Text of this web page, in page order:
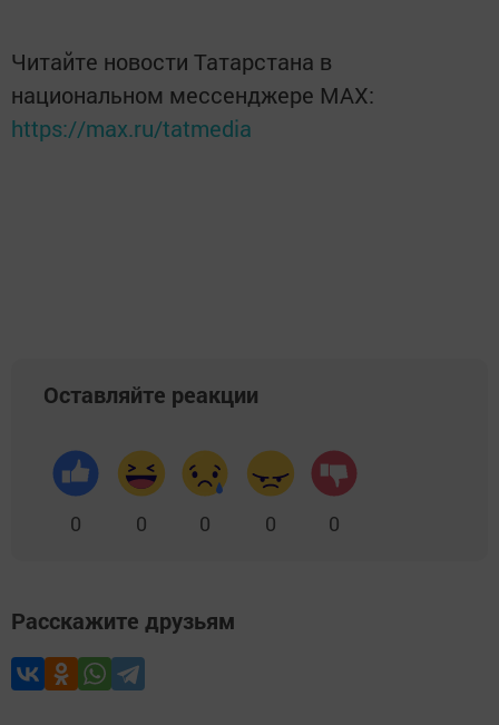
Читайте новости Татарстана в
национальном мессенджере MАХ:
https://max.ru/tatmedia
Оставляйте реакции
0 0 0 0 0
Расскажите друзьям